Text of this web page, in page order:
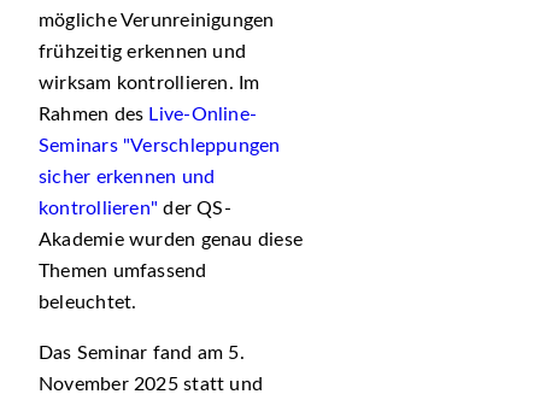
mögliche Verunreinigungen
frühzeitig erkennen und
wirksam kontrollieren. Im
Rahmen des Live-Online-
Seminars "Verschleppungen
sicher erkennen und
kontrollieren" der QS-
Akademie wurden genau diese
Themen umfassend
beleuchtet.
Das Seminar fand am 5.
November 2025 statt und